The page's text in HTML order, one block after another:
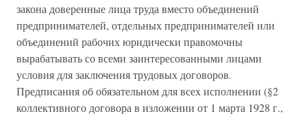
закона доверенные лица труда вместо объединений
предпринимателей, отдельных предпринимателей или
объединений рабочих юридически правомочны
вырабатывать со всеми заинтересованными лицами
условия для заключения трудовых договоров.
Предписания об обязательном для всех исполнении (§2
коллективного договора в изложении от 1 марта 1928 г.,